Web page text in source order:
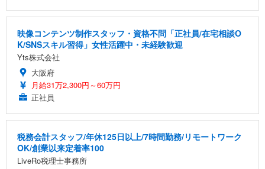
映像コンテンツ制作スタッフ・資格不問「正社員/在宅相談O
K/SNSスキル習得」女性活躍中・未経験歓迎
Yts株式会社
大阪府
月給31万2,300円～60万円
正社員
税務会計スタッフ/年休125日以上/7時間勤務/リモートワーク
OK/創業以来定着率100
LiveRo税理士事務所